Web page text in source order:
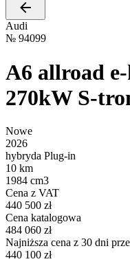
Audi
№ 94099
A6 allroad
270kW S-
Nowe
2026
hybryda Plug-in
10 km
1984 cm3
Cena z VAT
440 500 zł
Cena katalogowa
484 060 zł
Najniższa cena z 30 dni
440 100 zł